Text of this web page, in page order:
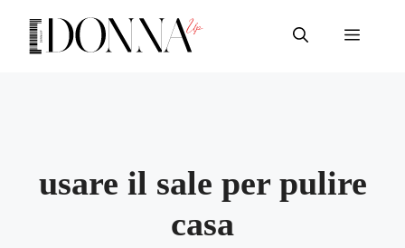
contenuto
Menu
usare il sale per pulire
casa